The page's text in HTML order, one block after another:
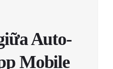
Auto-
Mobile